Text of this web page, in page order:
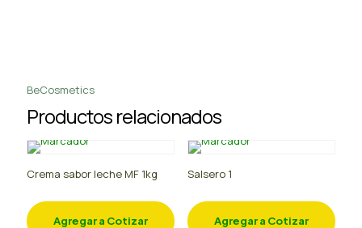
BeCosmetics
Productos relacionados
Crema sabor leche MF 1kg
Agregar a Cotizar
Salsero 1
Agregar a Cotizar